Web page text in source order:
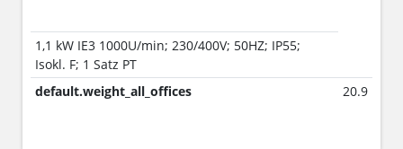
1,1 kW IE3 1000U/min; 230/400V; 50HZ; IP55;
Isokl. F; 1 Satz PT
default.weight_all_offices
20.9